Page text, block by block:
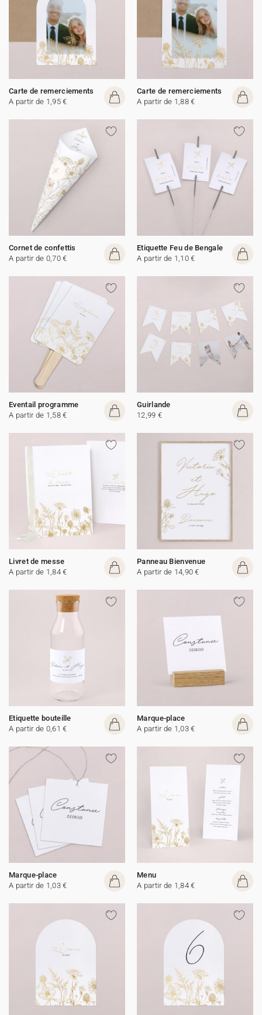
Carte de remerciements
A partir de 1,95 €
Carte de remerciements
A partir de 1,88 €
Cornet de confettis
A partir de 0,70 €
Etiquette Feu de Bengale
A partir de 1,10 €
Eventail programme
A partir de 1,58 €
Guirlande
12,99 €
Livret de messe
A partir de 1,84 €
Panneau Bienvenue
A partir de 14,90 €
Etiquette bouteille
A partir de 0,61 €
Marque-place
A partir de 1,03 €
Marque-place
A partir de 1,03 €
Menu
A partir de 1,84 €